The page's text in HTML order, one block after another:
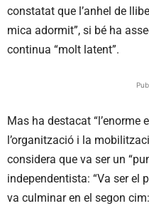
constatat que l’anhel de
mica adormit”, si bé ha
continua “molt latent”.
Mas ha destacat “l’enorme
l’organització i la
considera que va ser un
independentista: “Va ser el
va culminar en el segon